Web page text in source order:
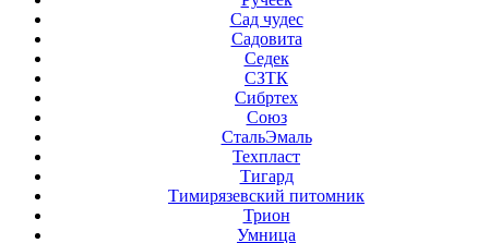
Сад чудес
Садовита
Седек
СЗТК
Сибртех
Союз
СтальЭмаль
Техпласт
Тигард
Тимирязевский питомник
Трион
Умница